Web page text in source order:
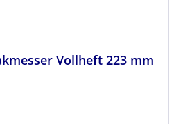
Vollheft 223 mm